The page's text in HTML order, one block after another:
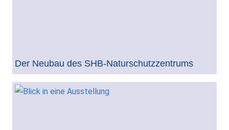
Der Neubau des SHB-Naturschutzzentrums